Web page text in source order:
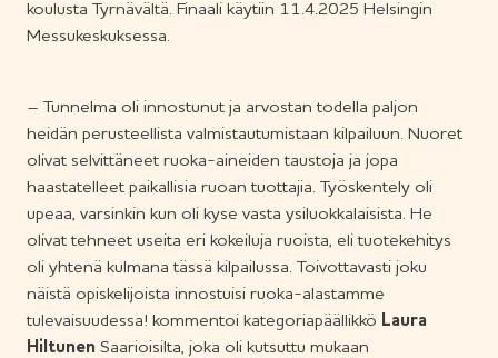
koulusta Tyrnävältä. Finaali käytiin 11.4.2025 Helsingin
Messukeskuksessa.
– Tunnelma oli innostunut ja arvostan todella paljon
heidän perusteellista valmistautumistaan kilpailuun. Nuoret
olivat selvittäneet ruoka-aineiden taustoja ja jopa
haastatelleet paikallisia ruoan tuottajia. Työskentely oli
upeaa, varsinkin kun oli kyse vasta ysiluokkalaisista. He
olivat tehneet useita eri kokeiluja ruoista, eli tuotekehitys
oli yhtenä kulmana tässä kilpailussa. Toivottavasti joku
näistä opiskelijoista innostuisi ruoka-alastamme
tulevaisuudessa! kommentoi kategoriapäällikkö Laura
Hiltunen Saarioisilta, joka oli kutsuttu mukaan